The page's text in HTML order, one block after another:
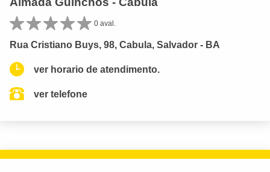
0 aval.
Rua Cristiano Buys, 98, Cabula, Salvador - BA
ver horario de atendimento.
ver telefone